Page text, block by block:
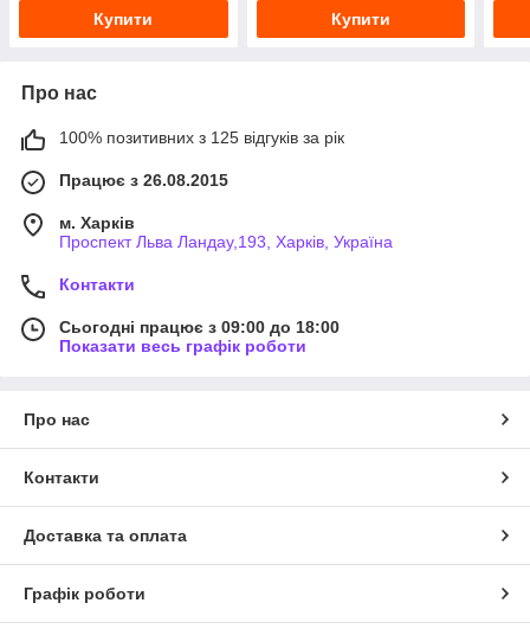
Купити Купити
Про нас
100% позитивних з 125 відгуків за рік
Працює з 26.08.2015
м. Харків
Проспект Льва Ландау,193, Харків, Україна
Контакти
Сьогодні працює з 09:00 до 18:00
Показати весь графік роботи
Про нас
Контакти
Доставка та оплата
Графік роботи